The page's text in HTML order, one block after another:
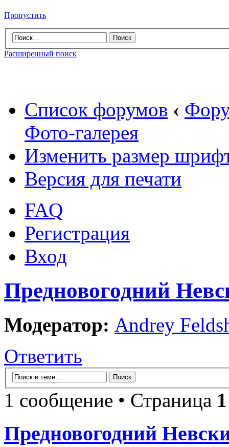
Пропустить
Расширенный поиск
Список форумов ‹
Фото-галерея
Изменить размер
Версия для печати
FAQ
Регистрация
Вход
Предновогодний
Модератор: Andrey
Ответить
1 сообщение • Страница 1
Предновогодний